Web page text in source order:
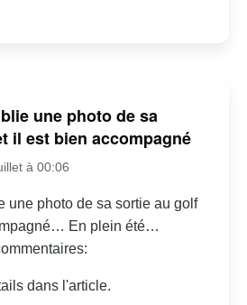
une photo de sa
il est bien accompagné
à 00:06
une photo de sa sortie au golf
En plein été…
dans l'article.